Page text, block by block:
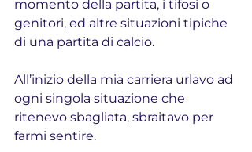
momento della partita, i tifosi o
genitori, ed altre situazioni tipiche
di una partita di calcio.
All’inizio della mia carriera urlavo ad
ogni singola situazione che
ritenevo sbagliata, sbraitavo per
farmi sentire.